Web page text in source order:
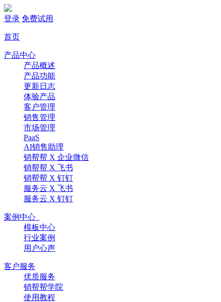
登录 免费试用
首页
产品中心
产品概述
产品功能
更新日志
体验产品
客户管理
销售管理
市场管理
PaaS
AI销售助理
销帮帮 X 企业微信
销帮帮 X 飞书
销帮帮 X 钉钉
服务云 X 飞书
服务云 X 钉钉
案例中心
模板中心
行业案例
用户心声
客户服务
优质服务
销帮帮学院
使用教程